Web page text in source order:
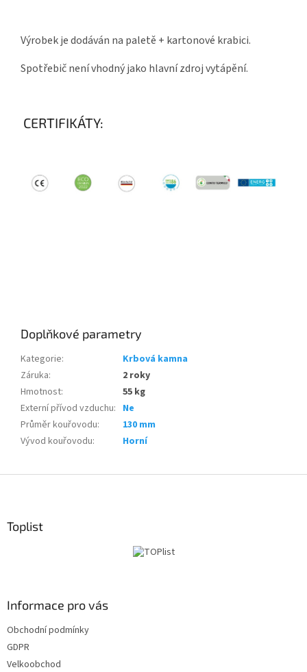
Výrobek je dodáván na paletě + kartonové krabici.
Spotřebič není vhodný jako hlavní zdroj vytápění.
CERTIFIKÁTY:
Doplňkové parametry
Kategorie:
Krbová kamna
Záruka:
2 roky
Hmotnost:
55 kg
Externí přívod vzduchu: Ne
Průměr kouřovodu:
130 mm
Vývod kouřovodu: Horní
Toplist
Informace pro vás
Obchodní podmínky
GDPR
Velkoobchod